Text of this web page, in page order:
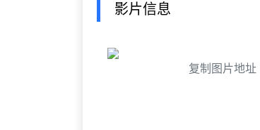
影片信息
复制图片地址